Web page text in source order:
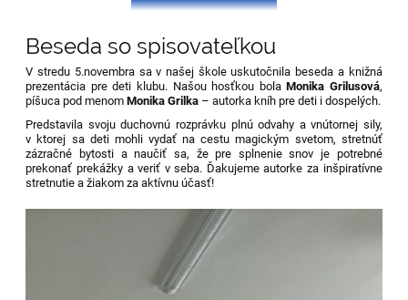
Beseda so spisovateľkou
V stredu 5.novembra sa v našej škole uskutočnila beseda a knižná
prezentácia pre deti klubu. Našou hosťkou bola Monika Grilusová,
píšuca pod menom Monika Grilka – autorka kníh pre deti i dospelých.
Predstavila svoju duchovnú rozprávku plnú odvahy a vnútornej sily,
v ktorej sa deti mohli vydať na cestu magickým svetom, stretnúť
zázračné bytosti a naučiť sa, že pre splnenie snov je potrebné
prekonať prekážky a veriť v seba. Ďakujeme autorke za inšpiratívne
stretnutie a žiakom za aktívnu účasť!